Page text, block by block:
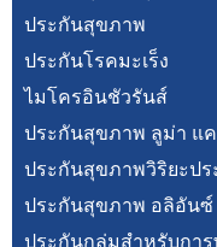
ประกันสุขภาพ
ประกันโรคมะเร็ง
ไมโครอินชัวรันส์
ประกันสุขภาพ ลูม่า แ
ประกันสุขภาพวิริยะปร
ประกันสุขภาพ อลิอันซ์
ประกันกลุ่มสำหรับกา